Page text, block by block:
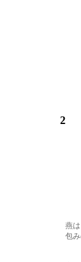
2
燕は、小さな風
包みの中にある